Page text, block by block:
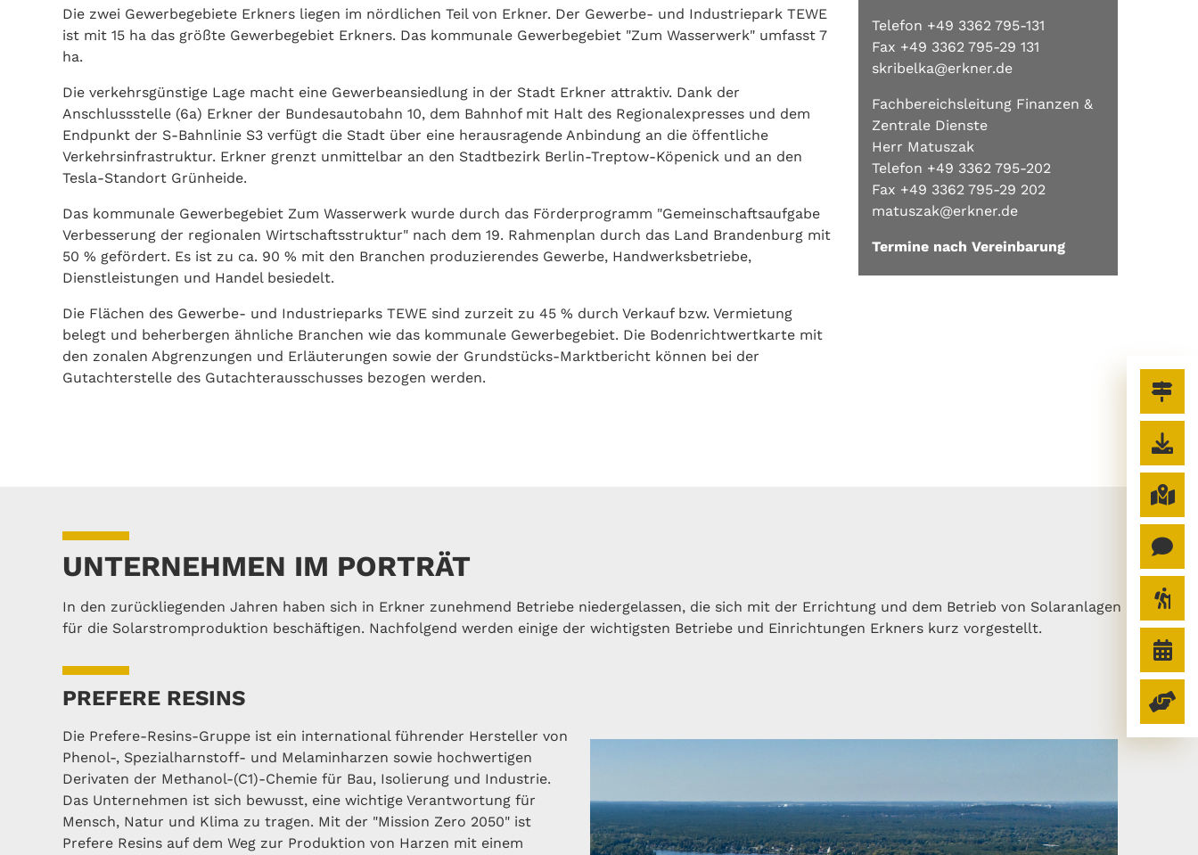
Die zwei Gewerbegebiete Erkners liegen im nördlichen Teil von Erkner. Der Gewerbe- und Industriepark TEWE
ist mit 15 ha das größte Gewerbegebiet Erkners. Das kommunale Gewerbegebiet "Zum Wasserwerk" umfasst 7
ha.
Die verkehrsgünstige Lage macht eine Gewerbeansiedlung in der Stadt Erkner attraktiv. Dank der
Anschlussstelle (6a) Erkner der Bundesautobahn 10, dem Bahnhof mit Halt des Regionalexpresses und dem
Endpunkt der S-Bahnlinie S3 verfügt die Stadt über eine herausragende Anbindung an die öffentliche
Verkehrsinfrastruktur. Erkner grenzt unmittelbar an den Stadtbezirk Berlin-Treptow-Köpenick und an den
Tesla-Standort Grünheide.
Das kommunale Gewerbegebiet Zum Wasserwerk wurde durch das Förderprogramm "Gemeinschaftsaufgabe
Verbesserung der regionalen Wirtschaftsstruktur" nach dem 19. Rahmenplan durch das Land Brandenburg mit
50 % gefördert. Es ist zu ca. 90 % mit den Branchen produzierendes Gewerbe, Handwerksbetriebe,
Dienstleistungen und Handel besiedelt.
Die Flächen des Gewerbe- und Industrieparks TEWE sind zurzeit zu 45 % durch Verkauf bzw. Vermietung
belegt und beherbergen ähnliche Branchen wie das kommunale Gewerbegebiet. Die Bodenrichtwertkarte mit
den zonalen Abgrenzungen und Erläuterungen sowie der Grundstücks-Marktbericht können bei der
Gutachterstelle des Gutachterausschusses bezogen werden.
Telefon +49 3362 795-131
Fax +49 3362 795-29 131
skribelka@erkner.de
Fachbereichsleitung Finanzen &
Zentrale Dienste
Herr Matuszak
Telefon +49 3362 795-202
Fax +49 3362 795-29 202
matuszak@erkner.de
Termine nach Vereinbarung
UNTERNEHMEN IM PORTRÄT
In den zurückliegenden Jahren haben sich in Erkner zunehmend Betriebe niedergelassen, die sich mit der Errichtung und dem Betrieb von Solaranlagen
für die Solarstromproduktion beschäftigen. Nachfolgend werden einige der wichtigsten Betriebe und Einrichtungen Erkners kurz vorgestellt.
PREFERE RESINS
Die Prefere-Resins-Gruppe ist ein international führender Hersteller von
Phenol-, Spezialharnstoff- und Melaminharzen sowie hochwertigen
Derivaten der Methanol-(C1)-Chemie für Bau, Isolierung und Industrie.
Das Unternehmen ist sich bewusst, eine wichtige Verantwortung für
Mensch, Natur und Klima zu tragen. Mit der "Mission Zero 2050" ist
Prefere Resins auf dem Weg zur Produktion von Harzen mit einem